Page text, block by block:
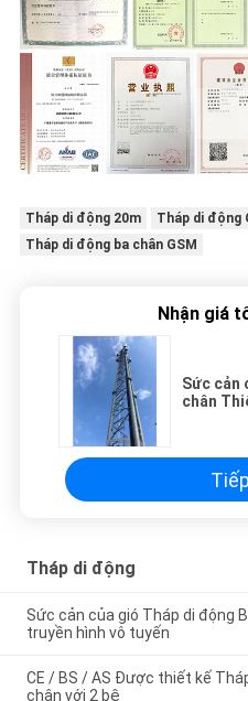
Tháp di động 20m
Tháp di động
Tháp di động ba chân GSM
Nhận giá
Sức cản
chân
Tháp di động
Sức cản của gió Tháp di động
truyền hình vô tuyến
CE / BS / AS Được thiết kế
chân với 2 bệ